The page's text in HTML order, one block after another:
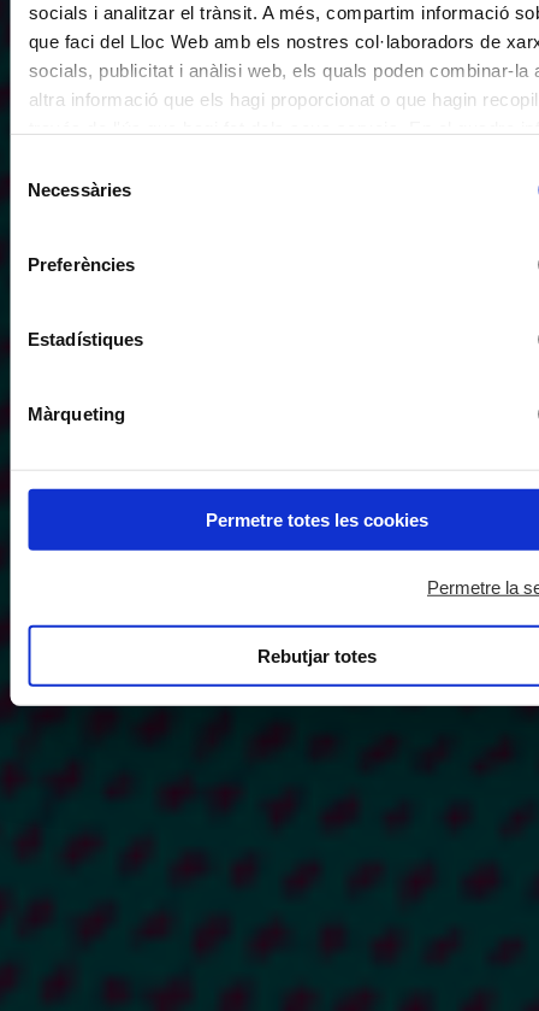
socials i analitzar el trànsit. A més, compartim informació
que faci del Lloc Web amb els nostres col·laboradors de
socials, publicitat i anàlisi web, els quals poden combinar-la
altra informació que els hagi proporcionat o que hagin
de cookies que vol permetre i prémer sobre "Permetre la
qualsevol moment.
Necessàries
Preferències
Estadístiques
Màrqueting
Permetre totes les cookies
Permetre la
Rebutjar totes